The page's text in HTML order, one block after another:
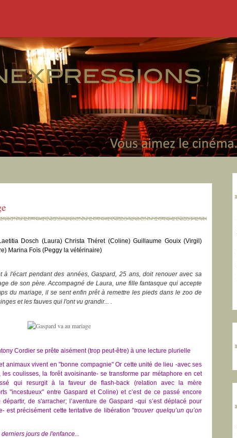
Dosch (Laura) Christa Théret (Coline) Guillaume Gouix (Virgil)
Marina Foïs (Peggy la vétérinaire)
à l'écart pendantdes années, Gaspard, 25 ans, doit renouer avec sa
de son père. Accompagné de Laura, une fille fantasque qui accepte
du mariage, il se sent enfin prêt à remettre les pieds dans le zoo de
et les fauves qui l'ont vu grandir... .
Cordier se prête aisément (trop peut-être) à une lecture plurielle
animaux vivent en "bonne compagnie" Or cette unité de lieu -avec ses
les coulisses, la forêt avoisinante- se transforme par métaphore en cet
qui resurgit à la faveur de flash-back (relation avec la mère
"incestueux" entre Gaspard et Coline) et c’est de ce passé encore
de s'arracher; l’aventure de Gaspard -qui s’est déplacé pour
est précisément cette tentative de libération "trouver quelqu’un qu’on
derniers jours de l'enfance...